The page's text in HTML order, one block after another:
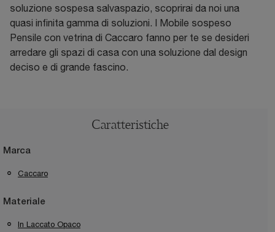
soluzione sospesa salvaspazio, scoprirai da noi una
quasi infinita gamma di soluzioni. I Mobile sospeso
Pensile con vetrina di Caccaro fanno per te se desideri
arredare gli spazi di casa con una soluzione dal design
deciso e di grande fascino.
Caratteristiche
Marca
Caccaro
Materiale
In Laccato Opaco